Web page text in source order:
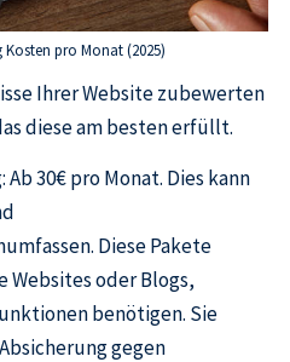
Kosten pro Monat (2025)
Ihrer Website zubewerten
diese am besten erfüllt.
30€ pro Monat. Dies kann
Diese Pakete
Websites oder Blogs,
benötigen. Sie
gegen